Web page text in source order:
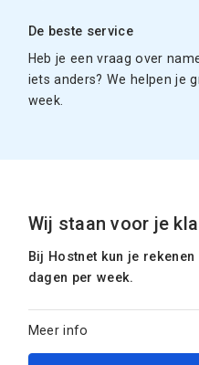
De beste service
Heb je een vraag over
iets anders? We helpen je
week.
Wij staan voor je
Bij Hostnet kun je
dagen per week.
Meer info